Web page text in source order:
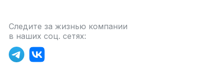
Следите за жизнью компании
в наших соц. сетях: